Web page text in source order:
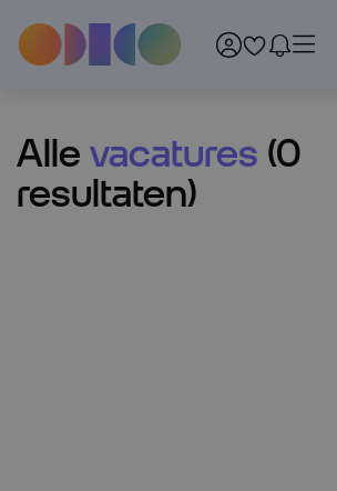
Menu
Alle vacatures (0
resultaten)